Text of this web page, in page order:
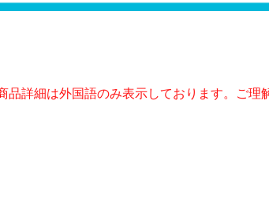
品詳細は外国語のみ表示しております。ご理